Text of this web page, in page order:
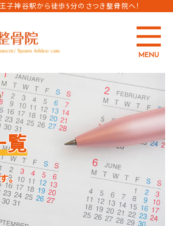
子神谷駅から徒歩5分のさつき整骨院へ！
MENU
覧
。